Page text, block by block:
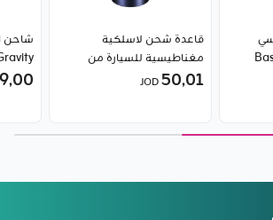
قاعدة شحن لاسلكية
مغناطيسية للسيارة من
50٫01JOD
شاحن
روز